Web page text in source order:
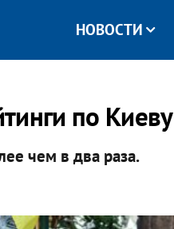
НОВОСТИ
по Киеву
чем в два раза.